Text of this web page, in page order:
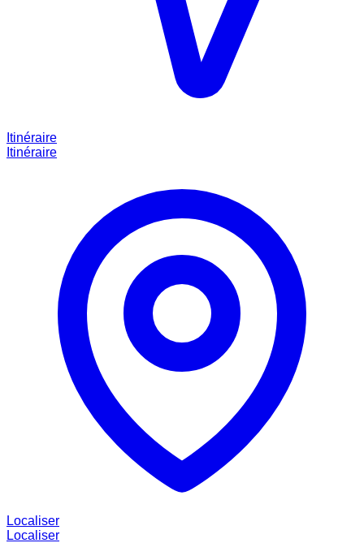
Itinéraire
Itinéraire
Localiser
Localiser